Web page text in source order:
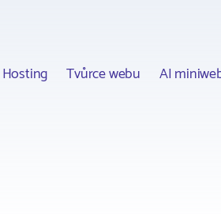
Hosting Tvůrce webu AI